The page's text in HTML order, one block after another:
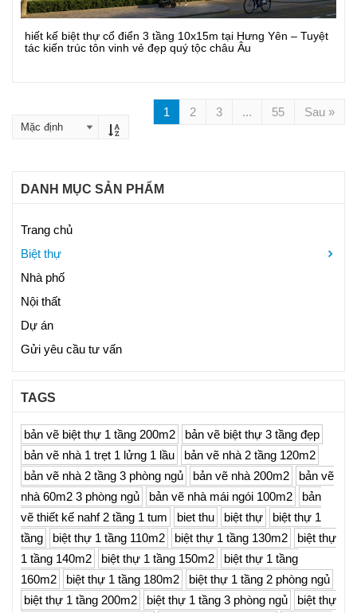
Xem Chi Tiết
hiết kế biệt thự cổ điển 3 tầng 10x15m tại Hưng Yên – Tuyệt
tác kiến trúc tôn vinh vẻ đẹp quý tộc châu Âu
1 2 3 ... 55 Sau »
DANH MỤC SẢN PHẨM
Trang chủ
Biệt thự
Nhà phố
Nội thất
Dự án
Gửi yêu cầu tư vấn
TAGS
bản vẽ biệt thự 1 tầng 200m2
bản vẽ biệt thự 3 tầng đẹp
bản vẽ nhà 1 trẹt 1 lửng 1 lầu
bản vẽ nhà 2 tầng 120m2
bản vẽ nhà 2 tầng 3 phòng ngủ
bản vẽ nhà 200m2
bản vẽ
nhà 60m2 3 phòng ngủ
bản vẽ nhà mái ngói 100m2
bản
vẽ thiết kế nahf 2 tầng 1 tum
biet thu biệt thự
biệt thự 1
tầng
biệt thự 1 tầng 110m2 biệt thự 1 tầng 130m2
biệt thự
1 tầng 140m2
biệt thự 1 tầng 150m2
biệt thự 1 tầng
160m2
biệt thự 1 tầng 180m2
biệt thự 1 tầng 2 phòng ngủ
biệt thự 1 tầng 200m2
biệt thự 1 tầng 3 phòng ngủ
biệt thự